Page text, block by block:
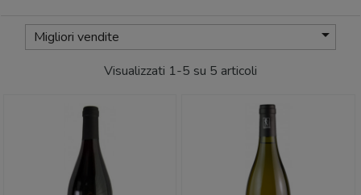
Migliori vendite 
Visualizzati 1-5 su 5 articoli